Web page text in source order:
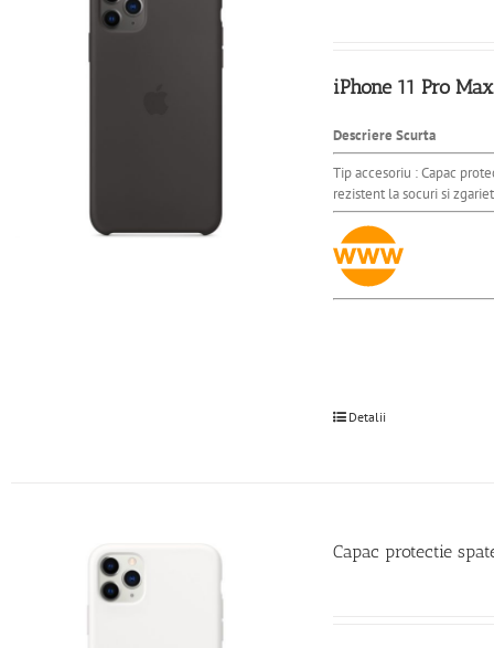
iPhone 11 Pro
Descriere Scurta
Tip accesoriu : Capac
rezistent la socuri si
Detalii
Capac protectie